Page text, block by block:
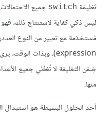
تَعْليمَة switch
ليس ذكي كفاية لاستنتاج ذلك،
ضِمْن التَعْليمَة لا تُغطِّي جميع
منها.
أحد الحلول البسيطة هو استبدال